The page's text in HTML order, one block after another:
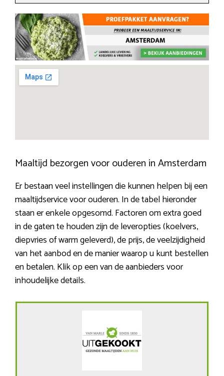
Maaltijd bezorgen voor ouderen in Amsterdam
Er bestaan veel instellingen die kunnen helpen bij een
maaltijdservice voor ouderen. In de tabel hieronder
staan er enkele opgesomd. Factoren om extra goed
in de gaten te houden zijn de leveropties (koelvers,
diepvries of warm geleverd), de prijs, de veelzijdigheid
van het aanbod en de manier waarop u kunt bestellen
en betalen. Klik op een van de aanbieders voor
inhoudelijke details.